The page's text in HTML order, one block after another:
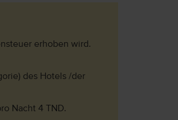
erhoben wird.
des Hotels /der
Nacht 4 TND.